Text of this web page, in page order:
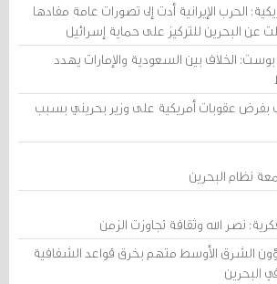
الحرب الإيرانية أدت إلى تصورات عامة مفادها
عن البحرين للتركيز على حماية إسرائيل
الخلاف بين السعودية والإمارات يهدد
عقوبات أمريكية على وزير بحريني بسبب
نظام البحرين
نصر الله وثقافة تجاوزت الزمن
الشرق الأوسط متهم بخرق قواعد الشفافية
البحرين